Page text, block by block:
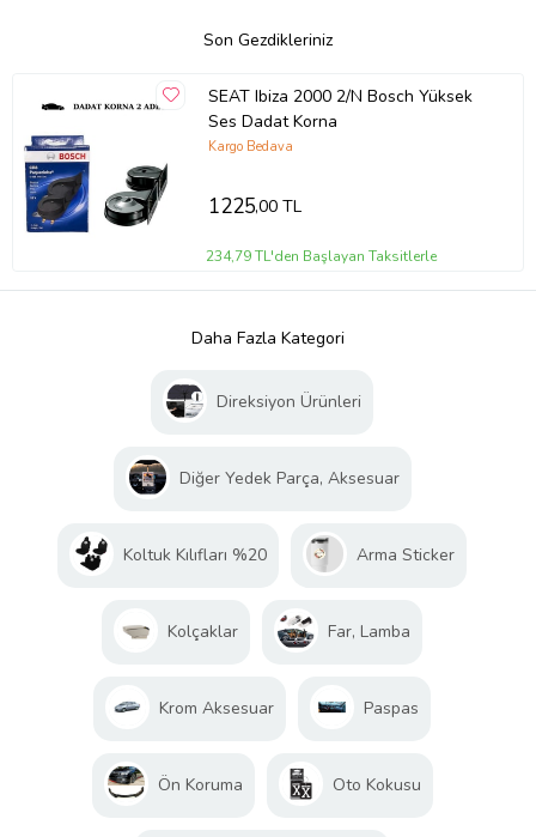
Son Gezdikleriniz
SEAT Ibiza 2000 2/N Bosch Yüksek
Ses Dadat Korna
Kargo Bedava
1225,00 TL
234,79 TL'den Başlayan Taksitlerle
Daha Fazla Kategori
Direksiyon Ürünleri
Diğer Yedek Parça, Aksesuar
Koltuk Kılıfları %20 Arma Sticker
Kolçaklar Far, Lamba
Krom Aksesuar Paspas
Ön Koruma Oto Kokusu